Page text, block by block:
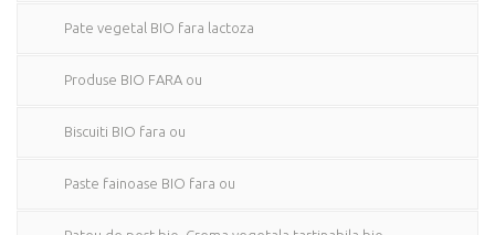
Pate vegetal BIO fara lactoza
Produse BIO FARA ou
Biscuiti BIO fara ou
Paste fainoase BIO fara ou